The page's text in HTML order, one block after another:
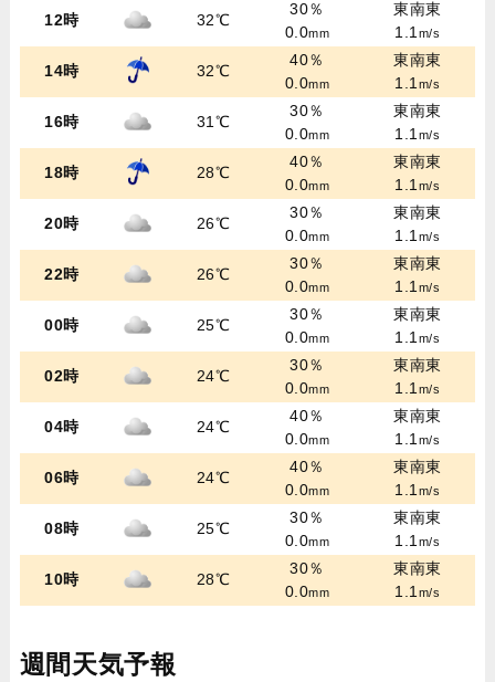
12時 32℃
30％
0.0mm
東南東
1.1m/s
14時 32℃
40％
0.0mm
東南東
1.1m/s
16時 31℃
30％
0.0mm
東南東
1.1m/s
18時 28℃
40％
0.0mm
東南東
1.1m/s
20時 26℃
30％
0.0mm
東南東
1.1m/s
22時 26℃
30％
0.0mm
東南東
1.1m/s
00時 25℃
30％
0.0mm
東南東
1.1m/s
02時 24℃
30％
0.0mm
東南東
1.1m/s
04時 24℃
40％
0.0mm
東南東
1.1m/s
06時 24℃
40％
0.0mm
東南東
1.1m/s
08時 25℃
30％
0.0mm
東南東
1.1m/s
10時 28℃
30％
0.0mm
東南東
1.1m/s
週間天気予報